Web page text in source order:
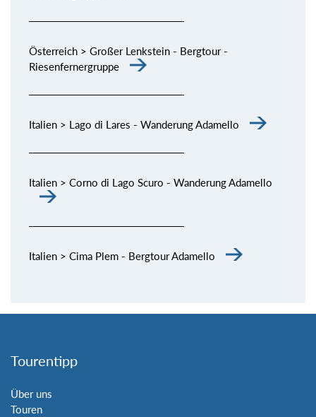
Österreich > Großer Lenkstein - Bergtour -
Riesenfernergruppe
Italien > Lago di Lares - Wanderung Adamello
Italien > Corno di Lago Scuro - Wanderung Adamello
Italien > Cima Plem - Bergtour Adamello
Tourentipp
Über uns
Touren